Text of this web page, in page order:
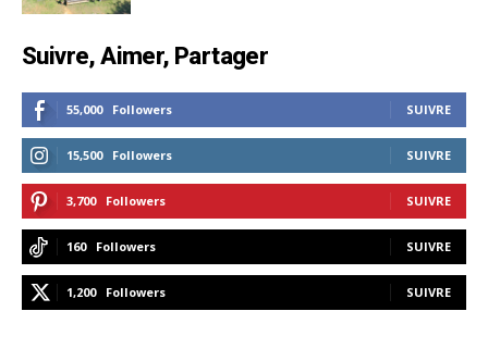
Suivre, Aimer, Partager
55,000 Followers SUIVRE
15,500 Followers SUIVRE
3,700 Followers SUIVRE
160 Followers SUIVRE
1,200 Followers SUIVRE